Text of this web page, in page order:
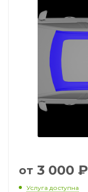
от 3 000 ₽
Услуга доступна